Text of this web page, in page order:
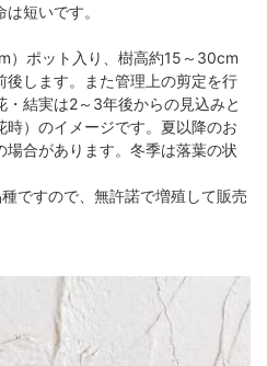
短いです。
）ポット入り、樹高約15～30cm
後します。また管理上の剪定を行
・結実は2～3年後からの見込みと
）のイメージです。夏以降のお
場合があります。冬季は落葉の状
ですので、無許諾で増殖して販売